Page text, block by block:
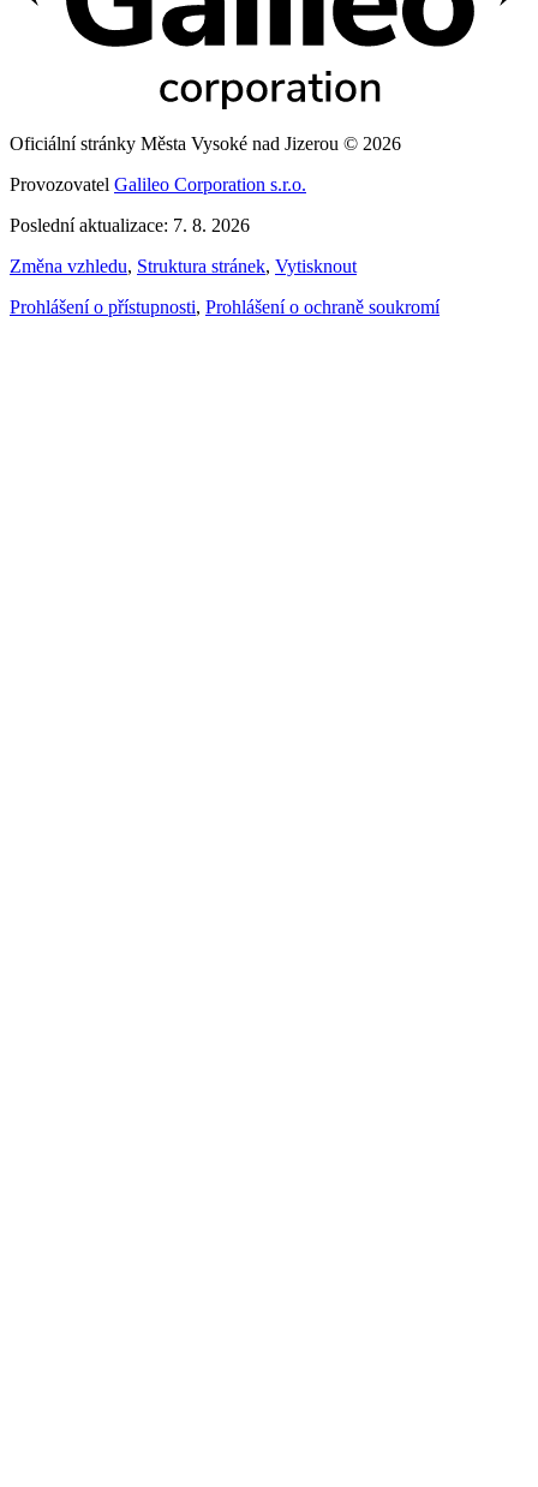
Oficiální stránky Města Vysoké nad Jizerou © 2026
Provozovatel Galileo Corporation s.r.o.
Poslední aktualizace: 7. 8. 2026
Změna vzhledu, Struktura stránek, Vytisknout
Prohlášení o přístupnosti, Prohlášení o ochraně soukromí